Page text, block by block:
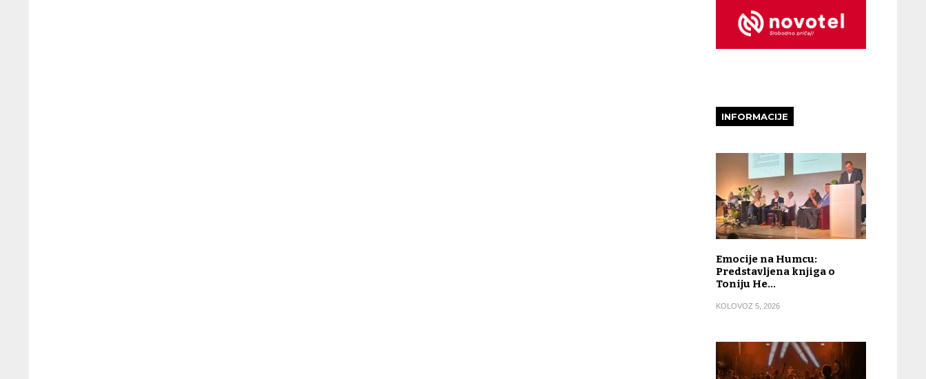
INFORMACIJE
Emocije na Humcu:
Predstavljena knjiga o
Toniju He…
KOLOVOZ 5, 2026